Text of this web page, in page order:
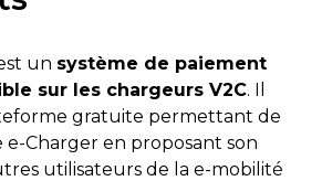
votre installateur
un système de paiement
sur les chargeurs V2C. Il
gratuite permettant de
Charger en proposant son
utilisateurs de la e-mobilité